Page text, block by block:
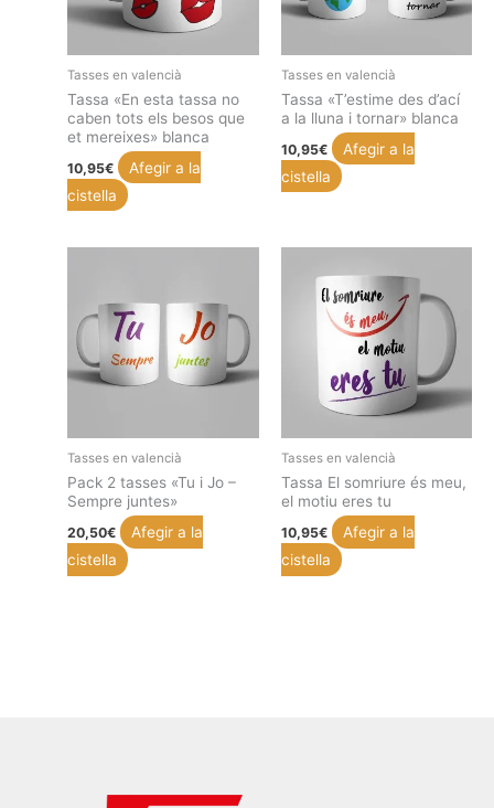
Tasses en valencià
Tassa «En esta tassa no
caben tots els besos que
et mereixes» blanca
10,95€
Afegir a la
cistella
Tasses en valencià
Tassa «T’estime des d’ací
a la lluna i tornar» blanca
10,95€
Afegir a la
cistella
Tasses en valencià
Pack 2 tasses «Tu i Jo –
Sempre juntes»
20,50€
Afegir a la
cistella
Tasses en valencià
Tassa El somriure és meu,
el motiu eres tu
10,95€
Afegir a la
cistella